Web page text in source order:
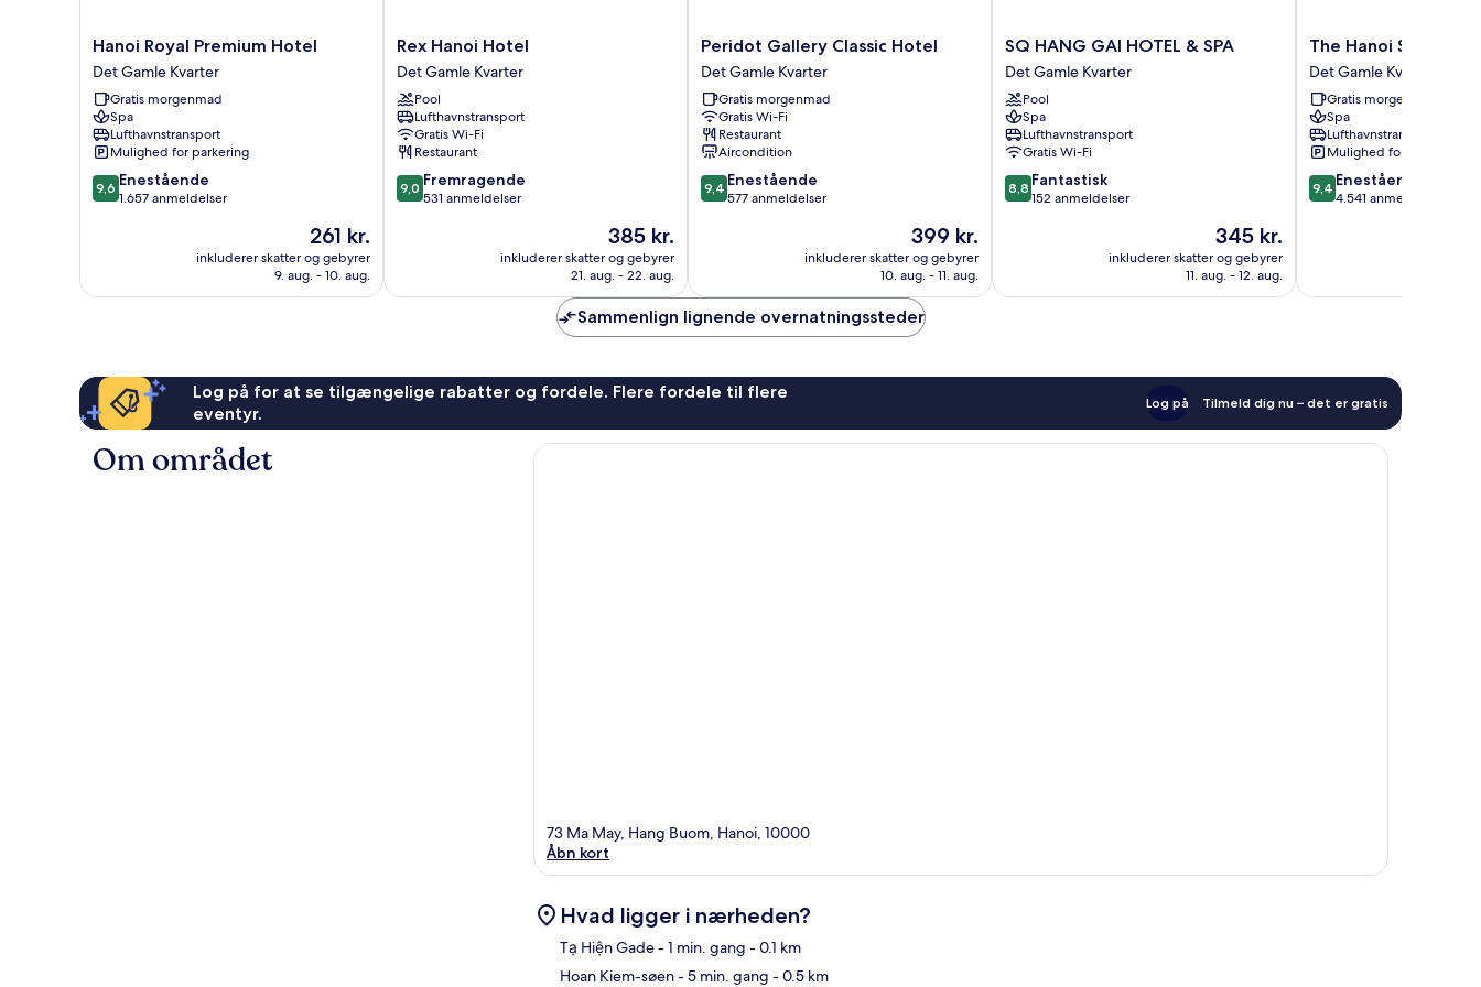
Hanoi
Royal
Premium
Hotel
Det
Gamle
Kvarter
Hanoi Royal Premium Hotel
Det Gamle Kvarter
Gratis morgenmad
Spa
Lufthavnstransport
Mulighed for parkering
9.6
ud
anmeldelser
9,6 Enestående
1.657 anmeldelser
Prisen
er
261 kr.
261 kr.
inkluderer skatter og gebyrer
9. aug. - 10. aug.
Rex
Hanoi
Hotel
Det
Gamle
Kvarter
Rex Hanoi Hotel
Det Gamle Kvarter
Pool
Lufthavnstransport
Gratis Wi-Fi
Restaurant
9.0
ud
anmeldelser
9,0 Fremragende
531 anmeldelser
Prisen
er
385 kr.
385 kr.
inkluderer skatter og gebyrer
21. aug. - 22. aug.
Peridot
Gallery
Classic
Hotel
Det
Gamle
Kvarter
Peridot Gallery Classic Hotel
Det Gamle Kvarter
Gratis morgenmad
Gratis Wi-Fi
Restaurant
Aircondition
9.4
ud
anmeldelser
9,4 Enestående
577 anmeldelser
Prisen
er
399 kr.
399 kr.
inkluderer skatter og gebyrer
10. aug. - 11. aug.
SQ
HANG
GAI
HOTEL
&
SPA
Det
Gamle
Kvarter
SQ HANG GAI HOTEL & SPA
Det Gamle Kvarter
Pool
Spa
Lufthavnstransport
Gratis Wi-Fi
8.8
ud
anmeldelser
8,8 Fantastisk
152 anmeldelser
Prisen
er
345 kr.
345 kr.
inkluderer skatter og gebyrer
11. aug. - 12. aug.
The
Hanoi
Signature
Hotel
Det
Gamle
Kvarter
The Hanoi
Det Gamle Kvarter
Gratis morgenmad
Spa
Lufthavnstransport
Mulighed for parkering
9.4
ud
anmeldelser
9,4 Enestående
4.541 anmeldelser
Sammenlign lignende overnatningssteder
Log på for at se tilgængelige rabatter og fordele. Flere fordele til flere
eventyr.
Log på Tilmeld dig nu – det er gratis
Om området
73 Ma May, Hang Buom, Hanoi, 10000
Åbn kort
Hvad ligger i nærheden?
Tạ Hiện Gade- 1 min. gang - 0.1 km
Hoan Kiem-søen- 5 min. gang - 0.5 km